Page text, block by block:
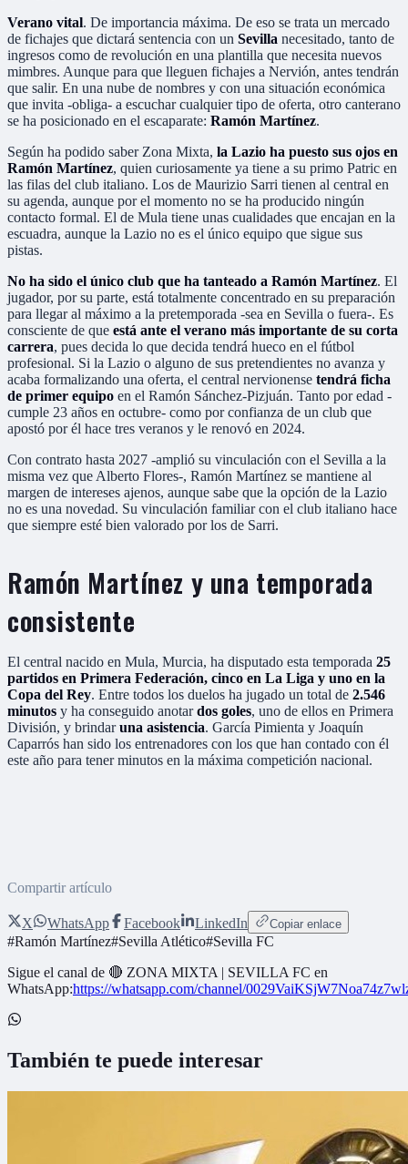
Verano vital. De importancia máxima. De eso se trata un mercado
de fichajes que dictará sentencia con un Sevilla necesitado, tanto de
ingresos como de revolución en una plantilla que necesita nuevos
mimbres. Aunque para que lleguen fichajes a Nervión, antes tendrán
que salir. En una nube de nombres y con una situación económica
que invita -obliga- a escuchar cualquier tipo de oferta, otro canterano
se ha posicionado en el escaparate: Ramón Martínez.
Según ha podido saber Zona Mixta, la Lazio ha puesto sus ojos en
Ramón Martínez, quien curiosamente ya tiene a su primo Patric en
las filas del club italiano. Los de Maurizio Sarri tienen al central en
su agenda, aunque por el momento no se ha producido ningún
contacto formal. El de Mula tiene unas cualidades que encajan en la
escuadra, aunque la Lazio no es el único equipo que sigue sus
pistas.
No ha sido el único club que ha tanteado a Ramón Martínez. El
jugador, por su parte, está totalmente concentrado en su preparación
para llegar al máximo a la pretemporada -sea en Sevilla o fuera-. Es
consciente de que está ante el verano más importante de su corta
carrera, pues decida lo que decida tendrá hueco en el fútbol
profesional. Si la Lazio o alguno de sus pretendientes no avanza y
acaba formalizando una oferta, el central nervionense tendrá ficha
de primer equipo en el Ramón Sánchez-Pizjuán. Tanto por edad -
cumple 23 años en octubre- como por confianza de un club que
apostó por él hace tres veranos y le renovó en 2024.
Con contrato hasta 2027 -amplió su vinculación con el Sevilla a la
misma vez que Alberto Flores-, Ramón Martínez se mantiene al
margen de intereses ajenos, aunque sabe que la opción de la Lazio
no es una novedad. Su vinculación familiar con el club italiano hace
que siempre esté bien valorado por los de Sarri.
Ramón Martínez y una temporada
consistente
El central nacido en Mula, Murcia, ha disputado esta temporada 25
partidos en Primera Federación, cinco en La Liga y uno en la
Copa del Rey. Entre todos los duelos ha jugado un total de 2.546
minutos y ha conseguido anotardos goles, uno de ellos en Primera
División, y brindaruna asistencia. García Pimienta y Joaquín
Caparrós han sido los entrenadores con los que han contado con él
este año para tener minutos en la máxima competición nacional.
Compartir artículo
X WhatsApp Facebook LinkedIn Copiar enlace
#Ramón Martínez#Sevilla Atlético#Sevilla FC
Sigue el canal de 🔴 ZONA MIXTA | SEVILLA FC en
WhatsApp:https://whatsapp.com/channel/
También te puede interesar